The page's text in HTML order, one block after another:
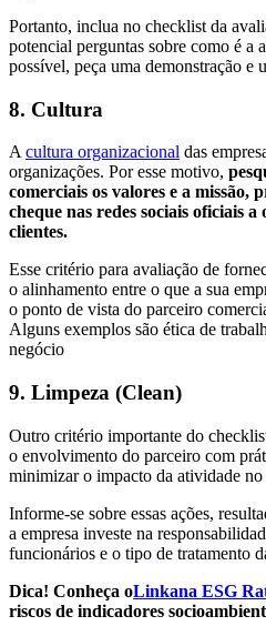
Portanto, inclua no checklist da
potencial perguntas sobre como é a
possível, peça uma demonstração e
8. Cultura
Acultura organizacional das
organizações. Por esse motivo,
comerciais os valores e a missão,
cheque nas redes sociais oficiais
clientes.
Esse critério para avaliação de
o alinhamento entre o que a sua
o ponto de vista do parceiro
Alguns exemplos são ética de
negócio
9. Limpeza (Clean)
Outro critério importante do
o envolvimento do parceiro com
minimizar o impacto da atividade no
Informe-se sobre essas ações,
a empresa investe na
funcionários e o tipo de tratamento
Dica! Conheça oLinkana ESG
riscos de indicadores